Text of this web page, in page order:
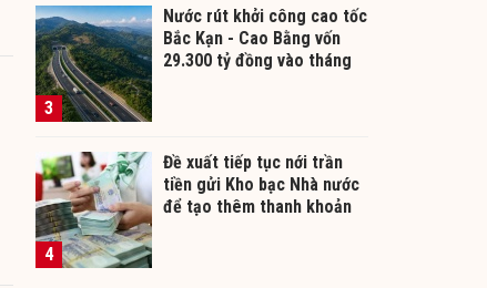
3
Nước rút khởi công cao tốc
Bắc Kạn - Cao Bằng vốn
29.300 tỷ đồng vào tháng
4
Đề xuất tiếp tục nới trần
tiền gửi Kho bạc Nhà nước
để tạo thêm thanh khoản